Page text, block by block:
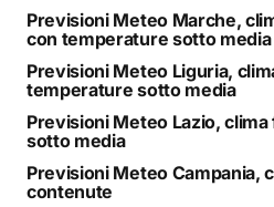
Previsioni Meteo Marche,
con temperature sotto media
Previsioni Meteo Liguria,
temperature sotto media
Previsioni Meteo Lazio,
sotto media
Previsioni Meteo Campania,
contenute